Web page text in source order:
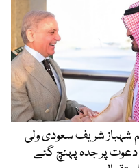
شہباز شریف سعودی ولی
پر جدہ پہنچ گئے